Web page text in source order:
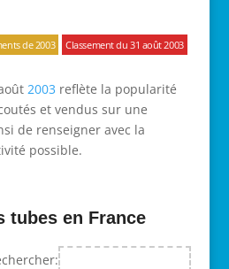
de 2003 Classement du 31 août 2003
2003 reflète la popularité
et vendus sur une
de renseigner avec la
possible.
tubes en France